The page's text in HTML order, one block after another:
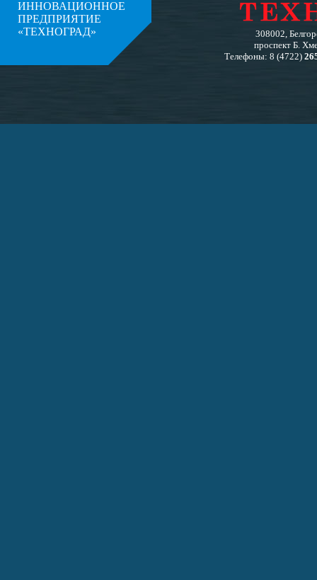
ИННОВАЦИОННОЕ
ПРЕДПРИЯТИЕ
«ТЕХНОГРАД»
308002,
проспект Б.
Телефоны: 8 (4722)